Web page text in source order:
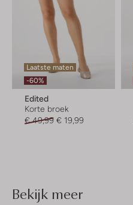
Laatste maten
-60%
Edited
Korte broek
€ 49,99 € 19,99
Bekijk meer